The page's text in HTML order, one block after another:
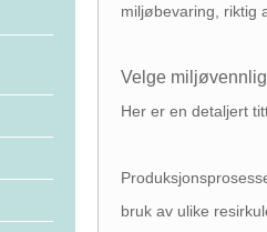
miljøbevaring, riktig
Velge
Her er en detaljert
bruk av ulike